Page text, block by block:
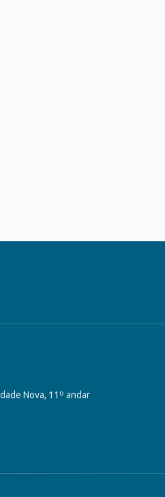
Nova, 11º andar